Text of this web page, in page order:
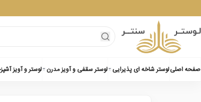
صفحه اصلیلوستر شاخه ای پذیرایی لوستر سقفی و آویز مدرن لوستر و آویز